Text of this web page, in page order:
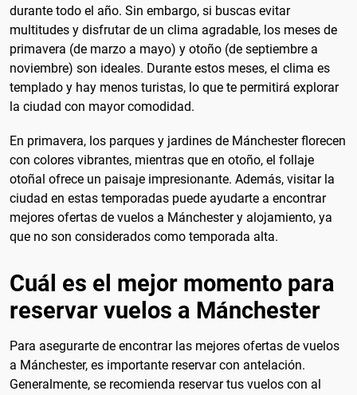
durante todo el año. Sin embargo, si buscas evitar
multitudes y disfrutar de un clima agradable, los meses de
primavera (de marzo a mayo) y otoño (de septiembre a
noviembre) son ideales. Durante estos meses, el clima es
templado y hay menos turistas, lo que te permitirá explorar
la ciudad con mayor comodidad.
En primavera, los parques y jardines de Mánchester florecen
con colores vibrantes, mientras que en otoño, el follaje
otoñal ofrece un paisaje impresionante. Además, visitar la
ciudad en estas temporadas puede ayudarte a encontrar
mejores ofertas de vuelos a Mánchester y alojamiento, ya
que no son considerados como temporada alta.
Cuál es el mejor momento para
reservar vuelos a Mánchester
Para asegurarte de encontrar las mejores ofertas de vuelos
a Mánchester, es importante reservar con antelación.
Generalmente, se recomienda reservar tus vuelos con al